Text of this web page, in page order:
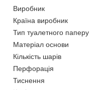
Виробник
Країна виробник
Тип туалетного паперу
Матеріал основи
Кількість шарів
Перфорація
Тиснення